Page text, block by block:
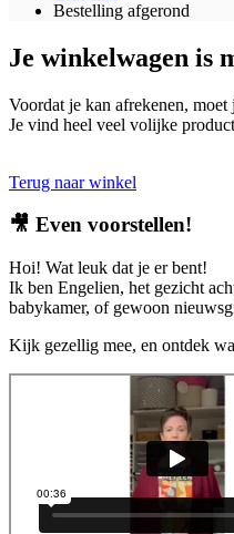
Bestelling afgerond
Je winkelwagen is
Voordat je kan afrekenen,
Je vind heel veel volijke
Terug naar winkel
🎥 Even voorstellen!
Hoi! Wat leuk dat je er bent!
Ik ben Engelien, het gezicht
babykamer, of gewoon
Kijk gezellig mee, en ontdek